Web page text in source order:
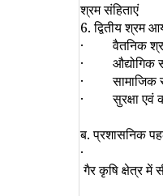
श्रम संहिताएं
6. द्वितीय श्रम
· वैतनिक
· औद्योगिक
· सामाजिक
· सुरक्षा एवं
ब. प्रशासनिक
गैर कृषि क्षेत्र में